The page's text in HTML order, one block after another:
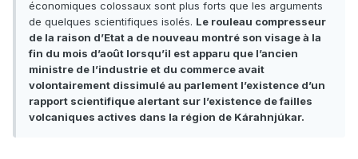
économiques colossaux sont plus forts que les arguments
de quelques scientifiques isolés. Le rouleau compresseur
de la raison d’Etat a de nouveau montré son visage à la
fin du mois d’août lorsqu’il est apparu que l’ancien
ministre de l’industrie et du commerce avait
volontairement dissimulé au parlement l’existence d’un
rapport scientifique alertant sur l’existence de failles
volcaniques actives dans la région de Kárahnjúkar.